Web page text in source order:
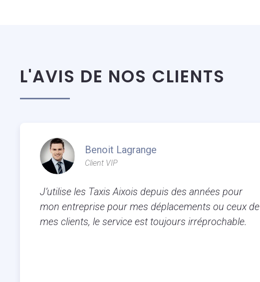
L'AVIS DE NOS CLIENTS
Benoit Lagrange
Client VIP
J’utilise les Taxis Aixois depuis des années pour
mon entreprise pour mes déplacements ou ceux de
mes clients, le service est toujours irréprochable.